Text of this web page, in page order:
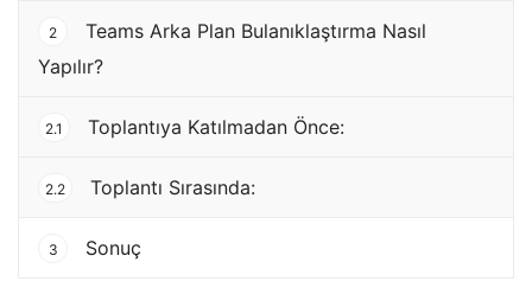
2
Teams Arka Plan Bulanıklaştırma Nasıl
Yapılır?
2.1 Toplantıya Katılmadan Önce:
2.2 Toplantı Sırasında:
3 Sonuç